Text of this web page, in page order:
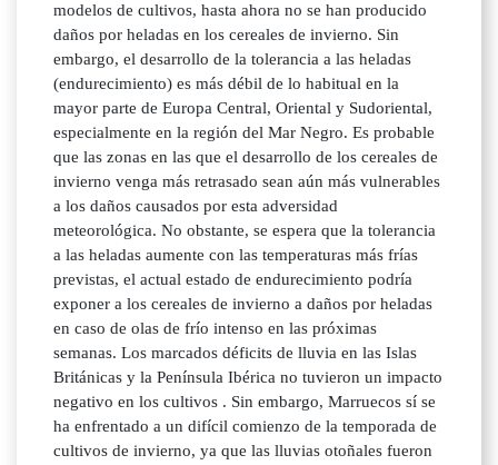
modelos de cultivos, hasta ahora no se han producido
daños por heladas en los cereales de invierno. Sin
embargo, el desarrollo de la tolerancia a las heladas
(endurecimiento) es más débil de lo habitual en la
mayor parte de Europa Central, Oriental y Sudoriental,
especialmente en la región del Mar Negro. Es probable
que las zonas en las que el desarrollo de los cereales de
invierno venga más retrasado sean aún más vulnerables
a los daños causados por esta adversidad
meteorológica. No obstante, se espera que la tolerancia
a las heladas aumente con las temperaturas más frías
previstas, el actual estado de endurecimiento podría
exponer a los cereales de invierno a daños por heladas
en caso de olas de frío intenso en las próximas
semanas. Los marcados déficits de lluvia en las Islas
Británicas y la Península Ibérica no tuvieron un impacto
negativo en los cultivos . Sin embargo, Marruecos sí se
ha enfrentado a un difícil comienzo de la temporada de
cultivos de invierno, ya que las lluvias otoñales fueron